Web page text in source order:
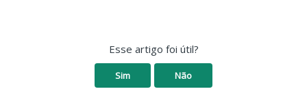
Esse artigo foi útil?
Sim Não